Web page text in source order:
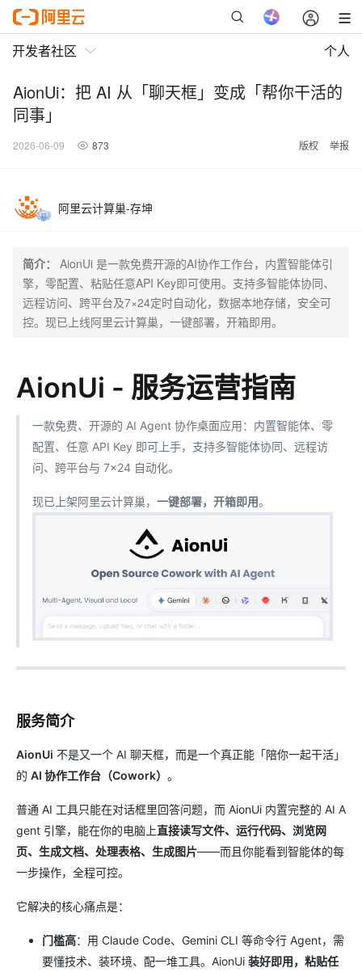
开发者社区 个人
AionUi：把 AI 从「聊天框」变成「帮你干活的
同事」
2026-06-09 873 版权 举报
阿里云计算巢-存坤
简介：
AionUi 是一款免费开源的AI协作工作台，内置智能体引
擎，零配置、粘贴任意API Key即可使用。支持多智能体协同、
远程访问、跨平台及7×24定时自动化，数据本地存储，安全可
控。现已上线阿里云计算巢，一键部署，开箱即用。
AionUi - 服务运营指南
一款免费、开源的 AI Agent 协作桌面应用：内置智能体、零
配置、任意 API Key 即可上手，支持多智能体协同、远程访
问、跨平台与 7×24 自动化。
现已上架阿里云计算巢， 一键部署，开箱即用。
服务简介
AionUi 不是又一个 AI 聊天框，而是一个真正能「陪你一起干活」
的 AI 协作工作台（Cowork） 。
普通 AI 工具只能在对话框里回答问题，而 AionUi 内置完整的 AI A
gent 引擎，能在你的电脑上直接读写文件、运行代码、浏览网
页、生成文档、处理表格、生成图片——而且你能看到智能体的每
一步操作，全程可控。
它解决的核心痛点是：
门槛高：用 Claude Code、Gemini CLI 等命令行 Agent，需
要懂技术、装环境、配一堆工具。AionUi 装好即用，粘贴任